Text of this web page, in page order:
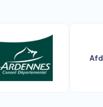
Afdas